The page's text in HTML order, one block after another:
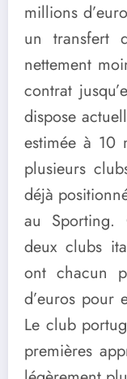
millions
un transfert
nettement
contrat
dispose
estimée à 10
plusieurs
déjà
au Sporting.
deux clubs
ont chacun
d’euros pour
Le club
premières